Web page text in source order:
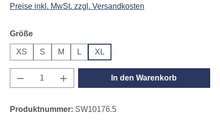
Preise inkl. MwSt. zzgl. Versandkosten
Größeauswählen
XS S M L XL
Produkt Anzahl: Gib den gewünschten
In den Warenkorb
Produktnummer: SW10176.5